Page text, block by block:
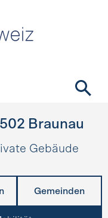
Braunau
Gebäude
Gemeinden